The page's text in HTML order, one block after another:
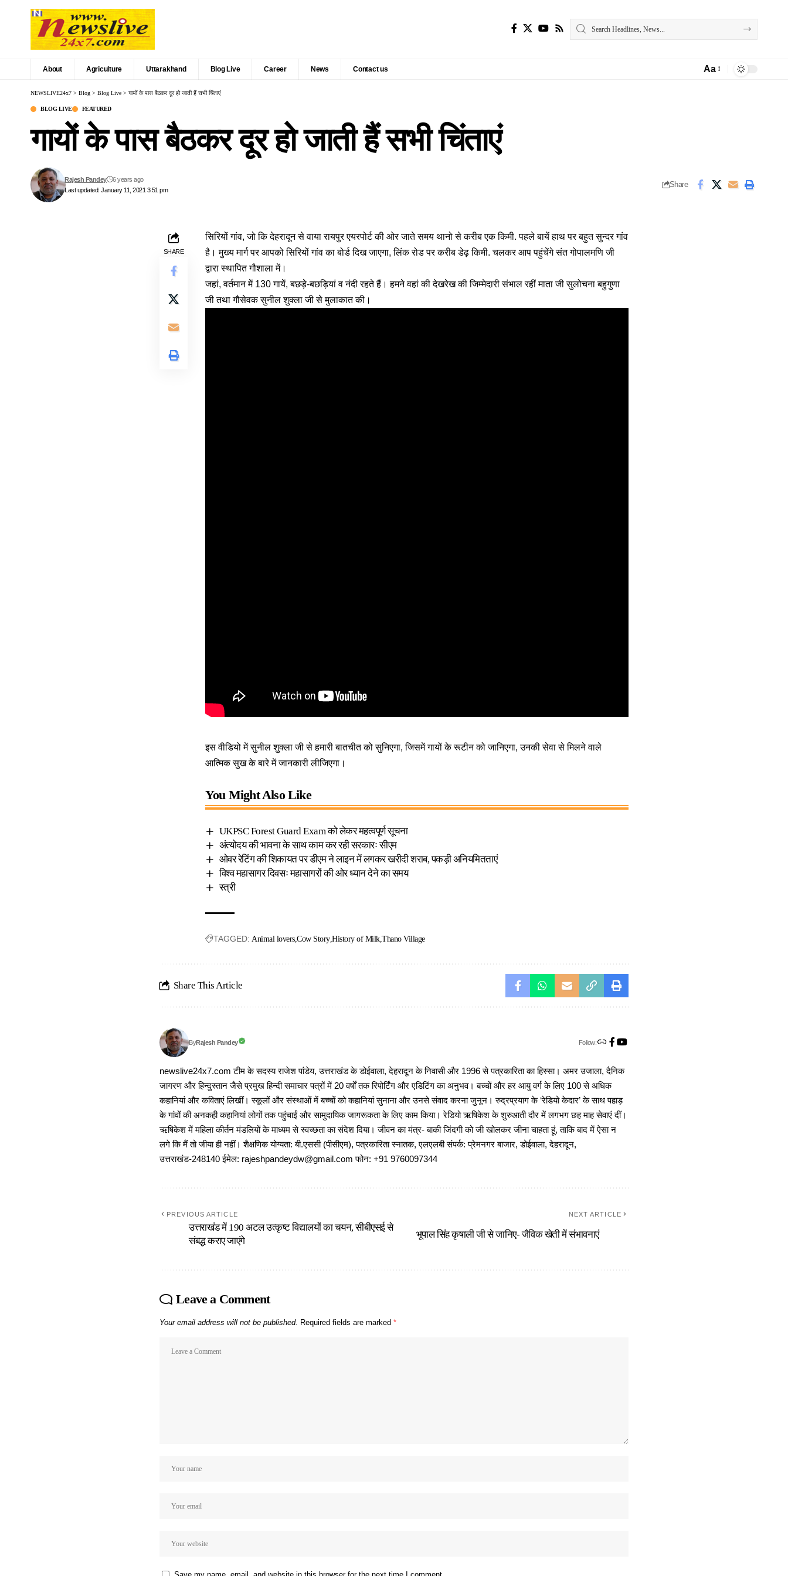
About Agriculture Uttarakhand Blog Live Career News Contact us Aa
NEWSLIVE24x7 > Blog > Blog Live > गायों के पास बैठकर दूर हो जाती हैं सभी चिंताएं
BLOG LIVE FEATURED
गायों के पास बैठकर दूर हो जाती हैं सभी चिंताएं
Last updated: January 11, 2021 3:51 pm
Rajesh Pandey 6 years ago
Share
SHARE
सिरियों गांव, जो कि देहरादून से वाया रायपुर एयरपोर्ट की ओर जाते समय थानो से करीब एक किमी. पहले बायें हाथ पर बहुत सुन्दर गांव
है। मुख्य मार्ग पर आपको सिरियों गांव का बोर्ड दिख जाएगा, लिंक रोड पर करीब डेढ़ किमी. चलकर आप पहुंचेंगे संत गोपालमणि जी
द्वारा स्थापित गौशाला में।
जहां, वर्तमान में 130 गायें, बछड़े-बछड़ियां व नंदी रहते हैं। हमने वहां की देखरेख की जिम्मेदारी संभाल रहीं माता जी सुलोचना बहुगुणा
जी तथा गौसेवक सुनील शुक्ला जी से मुलाकात की।
इस वीडियो में सुनील शुक्ला जी से हमारी बातचीत को सुनिएगा, जिसमें गायों के रूटीन को जानिएगा, उनकी सेवा से मिलने वाले
आत्मिक सुख के बारे में जानकारी लीजिएगा।
You Might Also Like
UKPSC Forest Guard Exam को लेकर महत्वपूर्ण सूचना
अंत्योदय की भावना के साथ काम कर रही सरकारः सीएम
ओवर रेटिंग की शिकायत पर डीएम ने लाइन में लगकर खरीदी शराब, पकड़ी अनियमितताएं
विश्व महासागर दिवसः महासागरों की ओर ध्यान देने का समय
स्त्री
TAGGED: Animal lovers Cow Story History of Milk Thano Village
Share This Article
ByRajesh Pandey Follow:
newslive24x7.com टीम के सदस्य राजेश पांडेय, उत्तराखंड के डोईवाला, देहरादून के निवासी और 1996 से पत्रकारिता का हिस्सा। अमर उजाला, दैनिक
जागरण और हिन्दुस्तान जैसे प्रमुख हिन्दी समाचार पत्रों में 20 वर्षों तक रिपोर्टिंग और एडिटिंग का अनुभव। बच्चों और हर आयु वर्ग के लिए 100 से अधिक
कहानियां और कविताएं लिखीं। स्कूलों और संस्थाओं में बच्चों को कहानियां सुनाना और उनसे संवाद करना जुनून। रुद्रप्रयाग के ‘रेडियो केदार’ के साथ पहाड़
के गांवों की अनकही कहानियां लोगों तक पहुंचाईं और सामुदायिक जागरूकता के लिए काम किया। रेडियो ऋषिकेश के शुरुआती दौर में लगभग छह माह सेवाएं दीं।
ऋषिकेश में महिला कीर्तन मंडलियों के माध्यम से स्वच्छता का संदेश दिया। जीवन का मंत्र- बाकी जिंदगी को जी खोलकर जीना चाहता हूं, ताकि बाद में ऐसा न
लगे कि मैं तो जीया ही नहीं। शैक्षणिक योग्यता: बी.एससी (पीसीएम), पत्रकारिता स्नातक, एलएलबी संपर्क: प्रेमनगर बाजार, डोईवाला, देहरादून,
उत्तराखंड-248140 ईमेल: rajeshpandeydw@gmail.com फोन: +91 9760097344
PREVIOUS ARTICLE
उत्तराखंड में 190 अटल उत्कृष्ट विद्यालयों का चयन, सीबीएसई से
संबद्ध कराए जाएंगे
NEXT ARTICLE
भूपाल सिंह कृषाली जी से जानिए- जैविक खेती में संभावनाएं
Leave a Comment
Your email address will not be published. Required fields are marked *